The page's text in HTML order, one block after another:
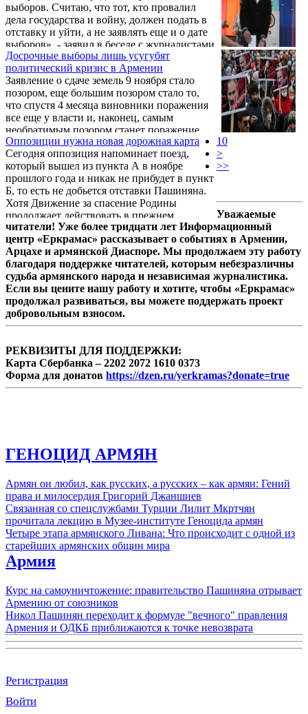
ожидал, что оппозиция добьется отставки
премьер-министра.
выборов. Считаю, что тот, кто провалил
дела государства и войну, должен подать в
отставку и уйти, а не заявлять еще и о дате
выборов», - заявил в беседе с журналистами
независимый депутат Геворк Петросян.
Досрочные выборы лишь усугубят
политический кризис в Армении
Заявление о сдаче земель 9 ноября стало
позором, еще большим позором стало то,
что спустя 4 месяца виновники поражения
все еще у власти и, наконец, самым
необратимым позором станет поражение
оппозиции в выборах 20 июня.
Оппозиции нужна новая дорожная карта
Сегодня оппозиция напоминает поезд,
который вышел из пункта А в ноябре
прошлого года и никак не прибудет в пункт
Б, то есть не добьется отставки Пашиняна.
Хотя Движение за спасение Родины
продолжает действовать в прежнем
формате, создается впечатление, что лидеры
никак не могут определиться с дорожной
картой дальнейших действий и, как герой
пьесы Самюэля Беккета "В ожидании
Годо", бродят по сцене, с видимым трудом
таская с собой чемодан, наполненный
песком. Как следствие, массовых
мероприятий оппозиция ...
10
>
>>
Уважаемые
читатели! Уже более тридцати лет Информационный
центр «Еркрамас» рассказывает о событиях в Армении,
Арцахе и армянской Диаспоре. Мы продолжаем эту работу
благодаря поддержке читателей, которым небезразличны
судьба армянского народа и независимая журналистика.
Если вы цените нашу работу и хотите, чтобы «Еркрамас»
продолжал развиваться, вы можете поддержать проект
добровольным взносом.
РЕКВИЗИТЫ ДЛЯ ПОДДЕРЖКИ:
Карта Сбербанка – 2202 2072 1610 0373
Форма для донатов https://dzen.ru/yerkramas?donate=true
ГЕНОЦИД АРМЯН
Армян он любил, как русских, а русских – как армян: Гений
права и милосердия Григорий Джаншиев
Связанная со спецслужбами Турции Лилит Мкртчян
прочитала лекцию в Музее-институте Геноцида армян
Четыре этапа армянского Ливана: Что происходит с одной из
старейших армянских общин мира
Армия
Курс на самоуничтожение: правительство Пашиняна отрывает
Армению от союзников
Никол Пашинян переходит к формуле "вечного" правления
Армения и ОДКБ приближаются к точке невозврата
Регистрация
Войти